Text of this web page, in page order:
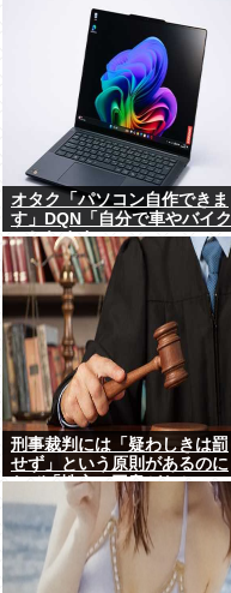
オタク「パソコン自作できま
す」DQN「自分で車やバイク
いじれます」
刑事裁判には「疑わしきは罰
せず」という原則があるのに
なぜ「性交の同意がなかっ
た」という確かめようが無い
もので有罪になるの？